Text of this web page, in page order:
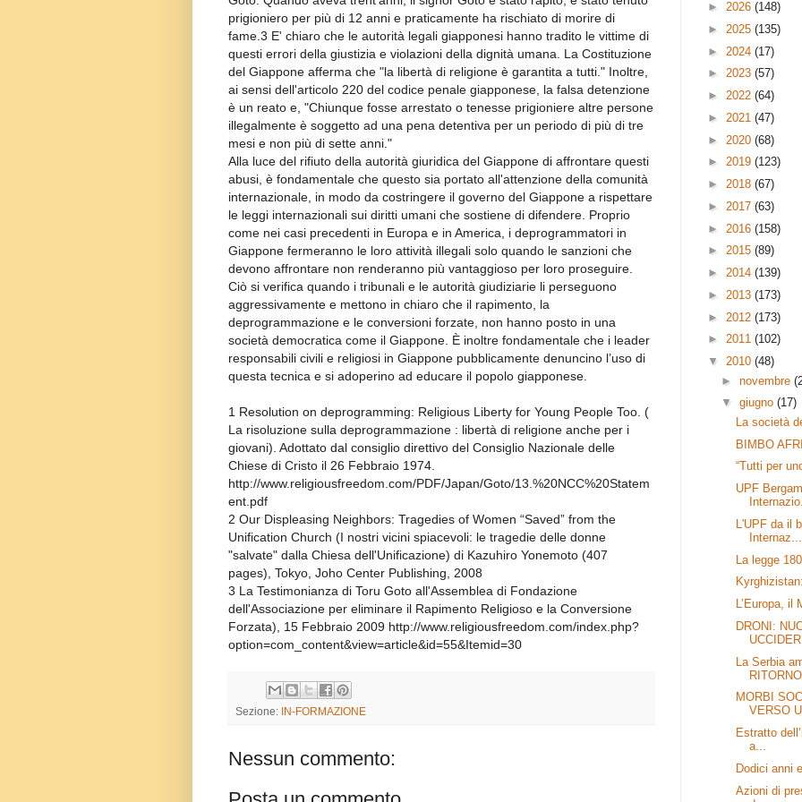
prigioniero per più di 12 anni e praticamente ha rischiato di morire di
fame.3 E' chiaro che le autorità legali giapponesi hanno tradito le vittime di
questi errori della giustizia e violazioni della dignità umana. La Costituzione
del Giappone afferma che "la libertà di religione è garantita a tutti." Inoltre,
ai sensi dell'articolo 220 del codice penale giapponese, la falsa detenzione
è un reato e, "Chiunque fosse arrestato o tenesse prigioniere altre persone
illegalmente è soggetto ad una pena detentiva per un periodo di più di tre
mesi e non più di sette anni."
Alla luce del rifiuto della autorità giuridica del Giappone di affrontare questi
abusi, è fondamentale che questo sia portato all'attenzione della comunità
internazionale, in modo da costringere il governo del Giappone a rispettare
le leggi internazionali sui diritti umani che sostiene di difendere. Proprio
come nei casi precedenti in Europa e in America, i deprogrammatori in
Giappone fermeranno le loro attività illegali solo quando le sanzioni che
devono affrontare non renderanno più vantaggioso per loro proseguire.
Ciò si verifica quando i tribunali e le autorità giudiziarie li perseguono
aggressivamente e mettono in chiaro che il rapimento, la
deprogrammazione e le conversioni forzate, non hanno posto in una
società democratica come il Giappone. È inoltre fondamentale che i leader
responsabili civili e religiosi in Giappone pubblicamente denuncino l’uso di
questa tecnica e si adoperino ad educare il popolo giapponese.
1 Resolution on deprogramming: Religious Liberty for Young People Too. (
La risoluzione sulla deprogrammazione : libertà di religione anche per i
giovani). Adottato dal consiglio direttivo del Consiglio Nazionale delle
Chiese di Cristo il 26 Febbraio 1974.
http://www.religiousfreedom.com/PDF/Japan/Goto/13.%20NCC%20Statem
ent.pdf
2 Our Displeasing Neighbors: Tragedies of Women “Saved” from the
Unification Church (I nostri vicini spiacevoli: le tragedie delle donne
"salvate" dalla Chiesa dell'Unificazione) di Kazuhiro Yonemoto (407
pages), Tokyo, Joho Center Publishing, 2008
3 La Testimonianza di Toru Goto all'Assemblea di Fondazione
dell'Associazione per eliminare il Rapimento Religioso e la Conversione
Forzata), 15 Febbraio 2009 http://www.religiousfreedom.com/index.php?
option=com_content&view=article&id=55&Itemid=30
Sezione: IN-FORMAZIONE
Nessun commento:
► 2026 (148)
► 2025 (135)
► 2024 (17)
► 2023 (57)
► 2022 (64)
► 2021 (47)
► 2020 (68)
► 2019 (123)
► 2018 (67)
► 2017 (63)
► 2016 (158)
► 2015 (89)
► 2014 (139)
► 2013 (173)
► 2012 (173)
► 2011 (102)
▼ 2010 (48)
►novembre
▼giugno(17)
La società
BIMBO
“Tutti per
UPF
L'UPF da il
Internaz...
La legge
L’Europa, il
DRONI:
La Serbia
MORBI
VERSO
Estratto
a...
Dodici anni
Azioni di